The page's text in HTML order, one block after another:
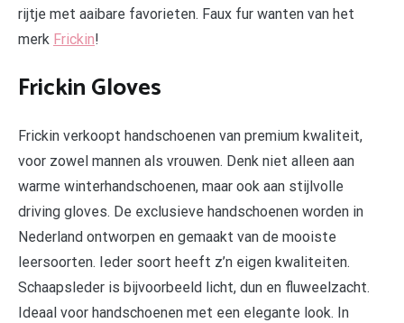
rijtje met aaibare favorieten. Faux fur wanten van het
merk Frickin!
Frickin Gloves
Frickin verkoopt handschoenen van premium kwaliteit,
voor zowel mannen als vrouwen. Denk niet alleen aan
warme winterhandschoenen, maar ook aan stijlvolle
driving gloves. De exclusieve handschoenen worden in
Nederland ontworpen en gemaakt van de mooiste
leersoorten. Ieder soort heeft z’n eigen kwaliteiten.
Schaapsleder is bijvoorbeeld licht, dun en fluweelzacht.
Ideaal voor handschoenen met een elegante look. In